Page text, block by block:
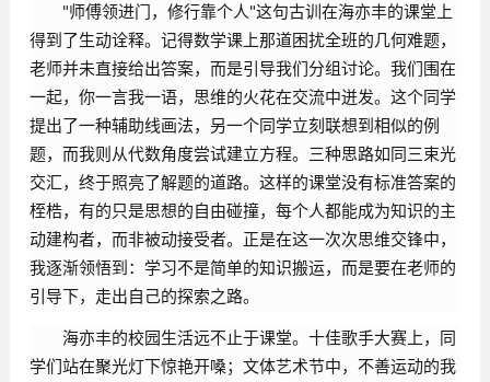
"师傅领进门，修行靠个人"这句古训在海亦丰的课堂上
得到了生动诠释。记得数学课上那道困扰全班的几何难题，
老师并未直接给出答案，而是引导我们分组讨论。我们围在
一起，你一言我一语，思维的火花在交流中迸发。这个同学
提出了一种辅助线画法，另一个同学立刻联想到相似的例
题，而我则从代数角度尝试建立方程。三种思路如同三束光
交汇，终于照亮了解题的道路。这样的课堂没有标准答案的
桎梏，有的只是思想的自由碰撞，每个人都能成为知识的主
动建构者，而非被动接受者。正是在这一次次思维交锋中，
我逐渐领悟到：学习不是简单的知识搬运，而是要在老师的
引导下，走出自己的探索之路。
海亦丰的校园生活远不止于课堂。十佳歌手大赛上，同
学们站在聚光灯下惊艳开嗓；文体艺术节中，不善运动的我